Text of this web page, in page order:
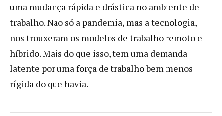
uma mudança rápida e drástica no ambiente de
trabalho. Não só a pandemia, mas a tecnologia,
nos trouxeram os modelos de trabalho remoto e
híbrido. Mais do que isso, tem uma demanda
latente por uma força de trabalho bem menos
rígida do que havia.